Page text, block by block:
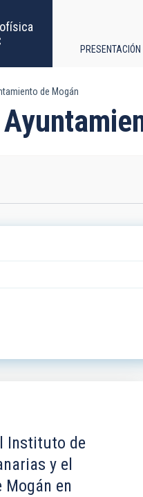
PRESENTACIÓN
de Mogán
Instituto de
y el
en